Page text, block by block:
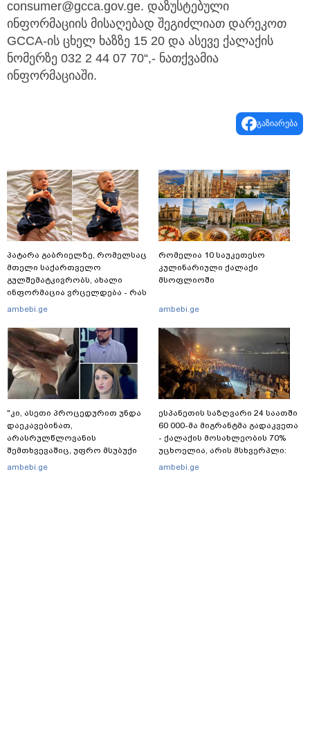
consumer@gcca.gov.ge. დაზუსტებული
ინფორმაციის მისაღებად შეგიძლიათ დარეკოთ
GCCA-ის ცხელ ხაზზე 15 20 და ასევე ქალაქის
ნომერზე 032 2 44 07 70“,- ნათქვამია
ინფორმაციაში.
გაზიარება
პატარა გაბრიელზე, რომელსაც
მთელი საქართველო
გულშემატკივრობს, ახალი
ინფორმაცია ვრცელდება - რას
წერს ბიჭუნას დედა?
ambebi.ge
"კი, ასეთი პროცედურით უნდა
დაეკავებინათ,
არასრულწლოვანის
შემთხვევაშიც, უფრო მსუბუქი
ვარიანტი ძნელი
ambebi.ge
რომელია 10 საუკეთესო
კულინარიული ქალაქი
მსოფლიოში
ambebi.ge
ესპანეთის საზღვარი 24 საათში
60 000-მა მიგრანტმა გადაკვეთა
- ქალაქის მოსახლეობის 70%
უცხოელია, არის მსხვერპლი:
ბოლო ცნობები სეუტადან,
ambebi.ge